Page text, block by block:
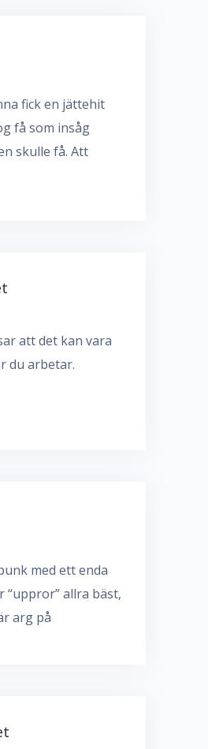
fick en jättehit
få som insåg
skulle få. Att
att det kan vara
du arbetar.
med ett enda
“uppror” allra bäst,
arg på